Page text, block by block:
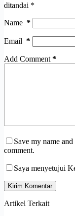
ditandai *
Name *
Email *
Add Comment*
Save my name
comment.
Saya menyetujui
Kirim Komentar
Artikel Terkait